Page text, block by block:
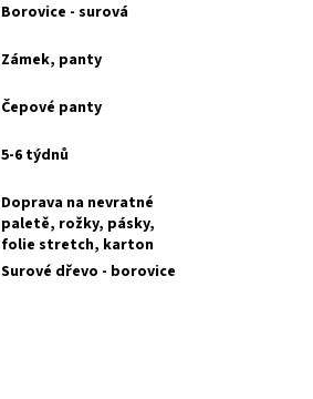
Borovice - surová
Zámek, panty
Čepové panty
5-6 týdnů
Doprava na nevratné
paletě, rožky, pásky,
folie stretch, karton
Surové dřevo - borovice